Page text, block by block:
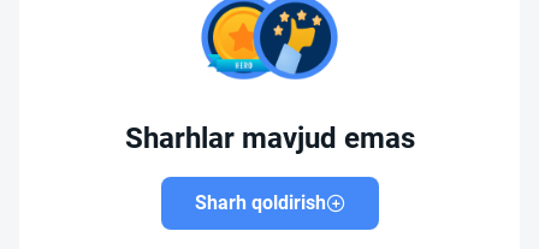
Sharhlar mavjud emas
Sharh qoldirish